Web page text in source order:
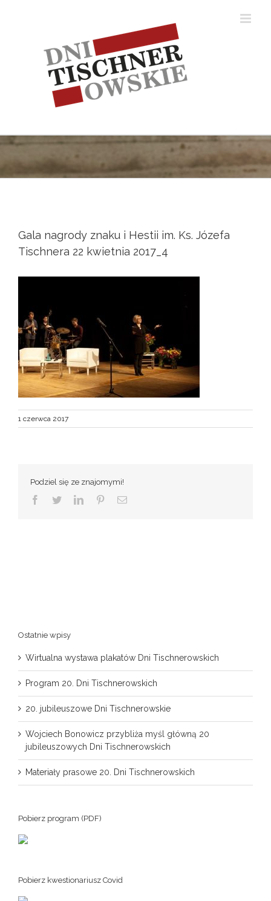
Gala nagrody znaku i Hestii im. Ks. Józefa
Tischnera 22 kwietnia 2017_4
1 czerwca 2017
Podziel się ze znajomymi!
Facebook
TwitterLinkedInPinterestEmail
Ostatnie wpisy
Wirtualna wystawa plakatów Dni Tischnerowskich
Program 20. Dni Tischnerowskich
20. jubileuszowe Dni Tischnerowskie
Wojciech Bonowicz przybliża myśl główną 20
jubileuszowych Dni Tischnerowskich
Materiały prasowe 20. Dni Tischnerowskich
Pobierz program (PDF)
Pobierz kwestionariusz Covid